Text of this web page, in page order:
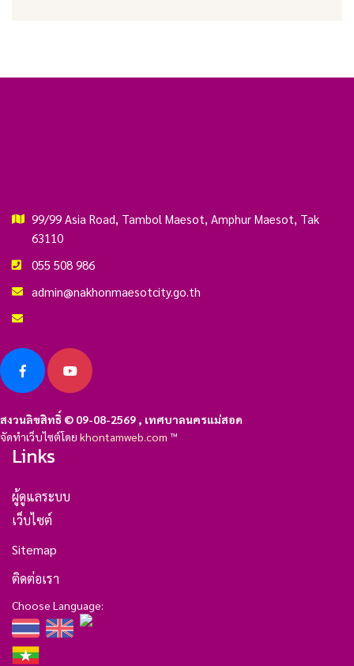
99/99 Asia Road, Tambol Maesot, Amphur Maesot, Tak
63110
055 508 986
admin@nakhonmaesotcity.go.th
สงวนลิขสิทธิ์ © 09-08-2569 , เทศบาลนครแม่สอด
จัดทำเว็บไซต์โดย khontamweb.com ™
Links
ผู้ดูแลระบบ
เว็บไซต์
Sitemap
ติดต่อเรา
Choose Language: